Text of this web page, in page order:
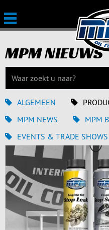
MPM NIEUWS
ALGEMEEN
MPM NEWS
MPM
EVENTS & TRADE SHOWS